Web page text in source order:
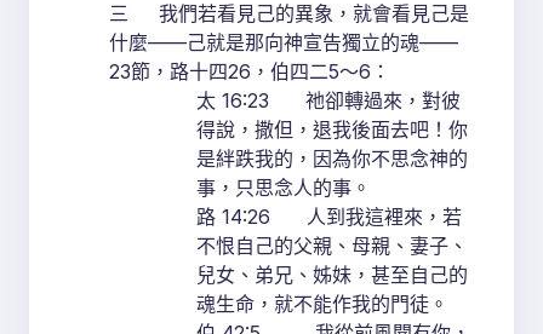
三 我們若看見己的異象，就會看見己是
什麼——己就是那向神宣告獨立的魂——
23節，路十四26，伯四二5～6：
太 16:23 祂卻轉過來，對彼
得說，撒但，退我後面去吧！你
是絆跌我的，因為你不思念神的
事，只思念人的事。
路 14:26 人到我這裡來，若
不恨自己的父親、母親、妻子、
兒女、弟兄、姊妹，甚至自己的
魂生命，就不能作我的門徒。